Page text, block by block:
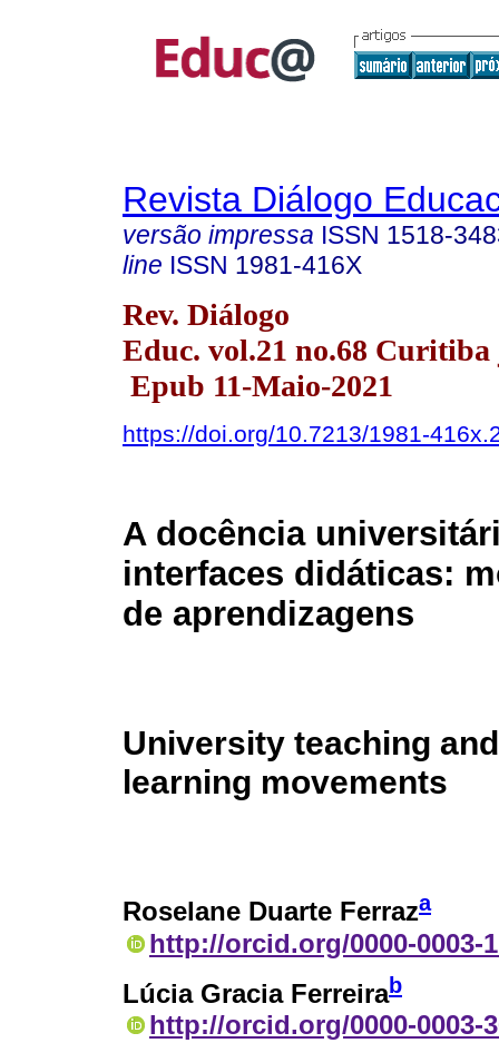
Revista Diálogo
versão impressa ISSN 1518-
line ISSN 1981-416X
Rev. Diálogo
Educ. vol.21 no.68 Curitiba
Epub 11-Maio-2021
https://doi.org/10.7213/1981-
A docência
interfaces didáticas:
de aprendizagens
University teaching
learning movements
Roselane Duarte Ferraza
http://orcid.org/0000-0003-
Lúcia Gracia Ferreirab
http://orcid.org/0000-0003-